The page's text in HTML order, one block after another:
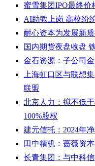
蜜雪集团IPO最终价
AI助教上岗 高校纷
耐心资本为发展新
国内期货夜盘收盘
金石资源：子公司
上海虹口区与联想
联盟
北京人力：拟不低
100%股权
建元信托：2024年
田中精机：蔷薇资
长青集团：与中科